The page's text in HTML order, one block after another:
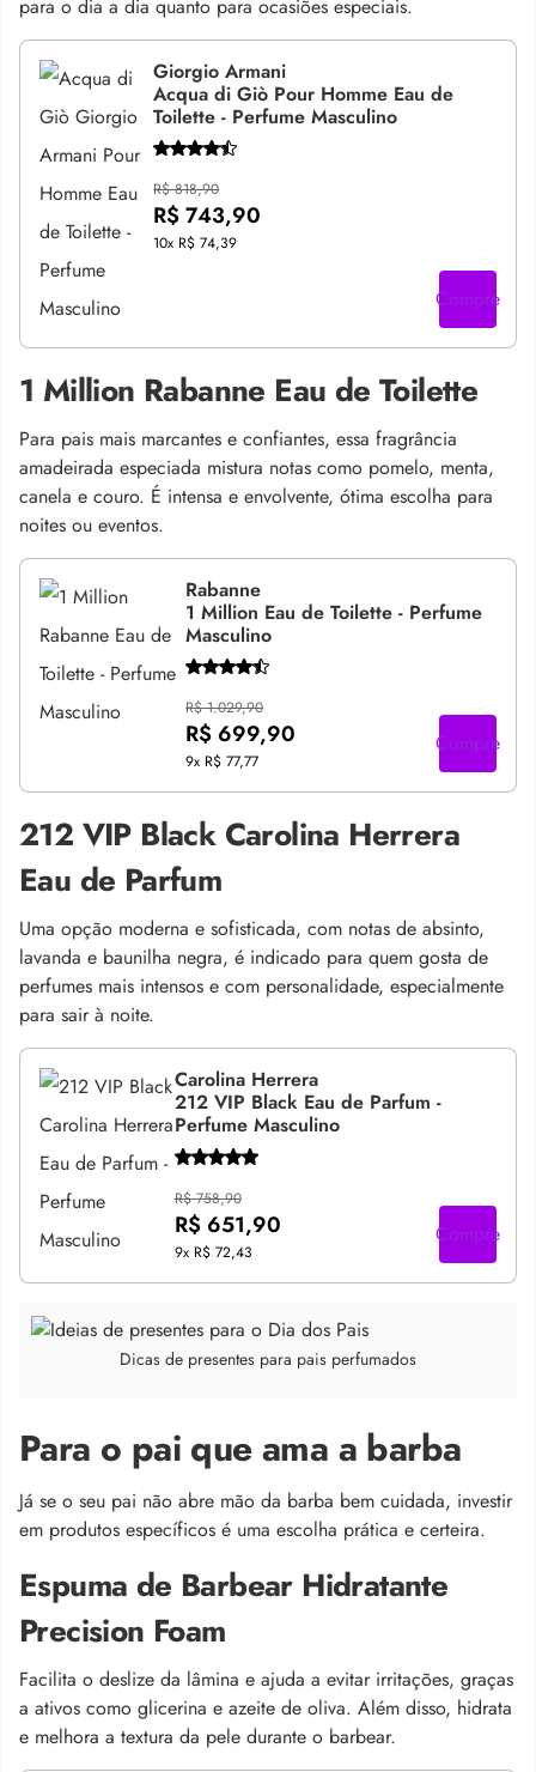
para o dia a dia quanto para ocasiões especiais.
Giorgio Armani
Acqua di Giò Pour Homme Eau de
Toilette - Perfume Masculino
R$ 818,90
R$ 743,90
10x R$ 74,39
Compre
1 Million Rabanne Eau de Toilette
Para pais mais marcantes e confiantes, essa fragrância
amadeirada especiada mistura notas como pomelo, menta,
canela e couro. É intensa e envolvente, ótima escolha para
noites ou eventos.
Rabanne
1 Million Eau de Toilette - Perfume
Masculino
R$ 1.029,90
R$ 699,90
9x R$ 77,77
Compre
212 VIP Black Carolina Herrera
Eau de Parfum
Uma opção moderna e sofisticada, com notas de absinto,
lavanda e baunilha negra, é indicado para quem gosta de
perfumes mais intensos e com personalidade, especialmente
para sair à noite.
Carolina Herrera
212 VIP Black Eau de Parfum -
Perfume Masculino
R$ 758,90
R$ 651,90
9x R$ 72,43
Compre
Dicas de presentes para pais perfumados
Para o pai que ama a barba
Já se o seu pai não abre mão da barba bem cuidada, investir
em produtos específicos é uma escolha prática e certeira.
Espuma de Barbear Hidratante
Precision Foam
Facilita o deslize da lâmina e ajuda a evitar irritações, graças
a ativos como glicerina e azeite de oliva. Além disso, hidrata
e melhora a textura da pele durante o barbear.